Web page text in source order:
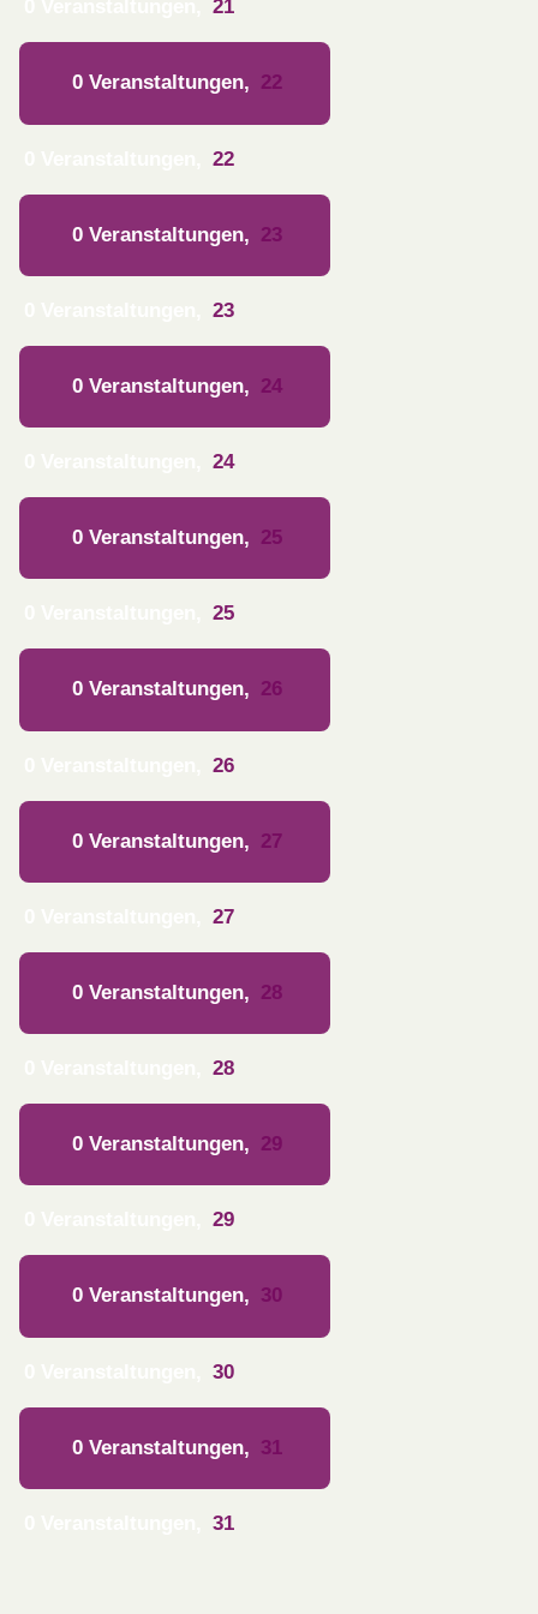
21
0 Veranstaltungen, 22
22
0 Veranstaltungen, 23
23
0 Veranstaltungen, 24
24
0 Veranstaltungen, 25
25
0 Veranstaltungen, 26
26
0 Veranstaltungen, 27
27
0 Veranstaltungen, 28
28
0 Veranstaltungen, 29
29
0 Veranstaltungen, 30
30
0 Veranstaltungen, 31
31